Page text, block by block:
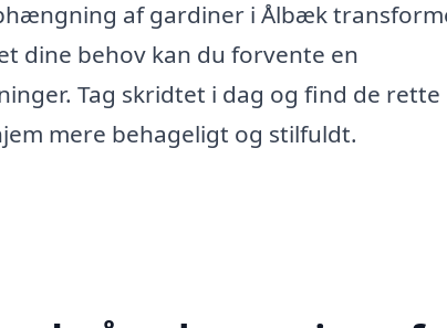
af gardiner i Ålbæk
dine behov kan du forvente en
Tag skridtet i dag og find de rette
mere behageligt og stilfuldt.